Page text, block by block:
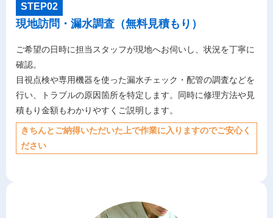
STEP02
現地訪問・漏水調査（無料見積もり）
ご希望の日時に担当スタッフが現地へお伺いし、状況を丁寧に
確認。
目視点検や専用機器を使った漏水チェック・配管の調査などを
行い、トラブルの原因箇所を特定します。同時に修理方法や見
積もり金額もわかりやすくご説明します。
きちんとご納得いただいた上で作業に入りますのでご安心く
ださい